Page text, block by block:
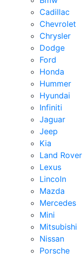
Cadillac
Chevrolet
Chrysler
Dodge
Ford
Honda
Hummer
Hyundai
Infiniti
Jaguar
Jeep
Kia
Land Rover
Lexus
Lincoln
Mazda
Mercedes
Mini
Mitsubishi
Nissan
Porsche